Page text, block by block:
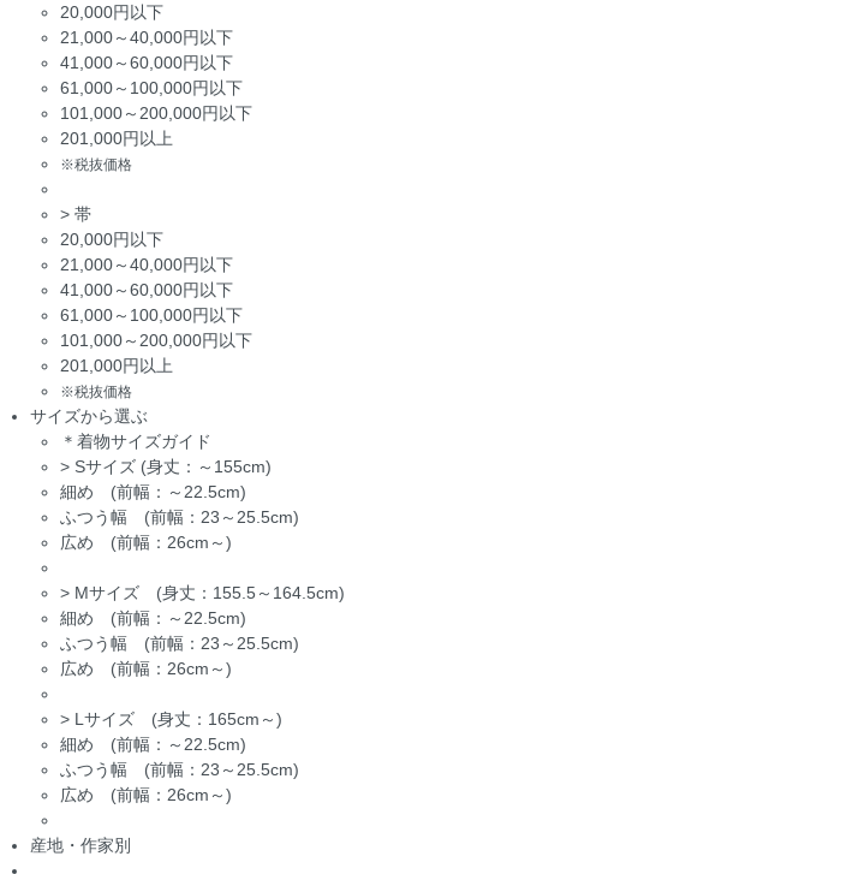
20,000円以下
21,000～40,000円以下
41,000～60,000円以下
61,000～100,000円以下
101,000～200,000円以下
201,000円以上
※税抜価格
> 帯
20,000円以下
21,000～40,000円以下
41,000～60,000円以下
61,000～100,000円以下
101,000～200,000円以下
201,000円以上
※税抜価格
サイズから選ぶ
＊着物サイズガイド
> Sサイズ (身丈：～155cm)
細め (前幅：～22.5cm)
ふつう幅 (前幅：23～25.5cm)
広め (前幅：26cm～)
> Mサイズ (身丈：155.5～164.5cm)
細め (前幅：～22.5cm)
ふつう幅 (前幅：23～25.5cm)
広め (前幅：26cm～)
> Lサイズ (身丈：165cm～)
細め (前幅：～22.5cm)
ふつう幅 (前幅：23～25.5cm)
広め (前幅：26cm～)
産地・作家別